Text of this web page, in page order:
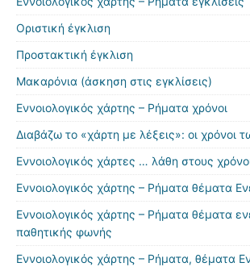
Οριστική έγκλιση
Προστακτική έγκλιση
Μακαρόνια (άσκηση στις εγκλίσεις)
Εννοιολογικός χάρτης – Ρήματα χρόνοι
Διαβάζω το «χάρτη με λέξεις»: οι χρόνοι
Εννοιολογικός χάρτες … λάθη στους
Εννοιολογικός χάρτης – Ρήματα θέματα
Εννοιολογικός χάρτης – Ρήματα θέματα
παθητικής φωνής
Εννοιολογικός χάρτης – Ρήματα, θέματα